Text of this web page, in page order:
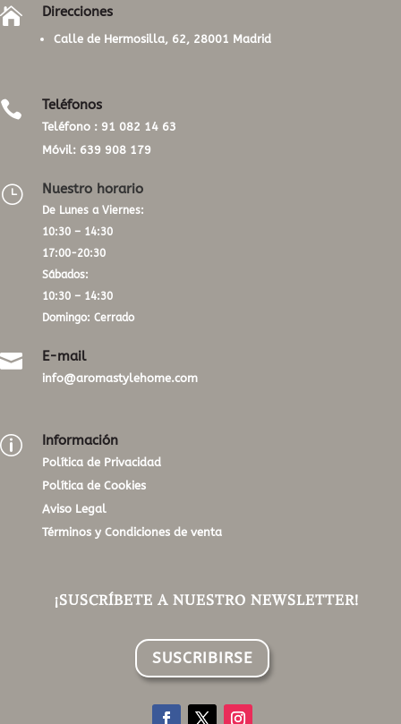
 Direcciones
Calle de Hermosilla, 62, 28001 Madrid
 Teléfonos
Teléfono : 91 082 14 63
Móvil: 639 908 179
} Nuestro horario
De Lunes a Viernes:
10:30 – 14:30
17:00-20:30
Sábados:
10:30 – 14:30
Domingo: Cerrado
 E-mail
info@aromastylehome.com
p Información
Política de Privacidad
Política de Cookies
Aviso Legal
Términos y Condiciones de venta
¡SUSCRÍBETE A NUESTRO NEWSLETTER!
SUSCRIBIRSE